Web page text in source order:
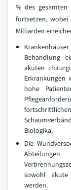
% des gesamten
fortsetzen, wobei
Milliarden
Behandlung
akuten
Erkrankungen
hohe
Biologika.
Die
sowohl
werden.